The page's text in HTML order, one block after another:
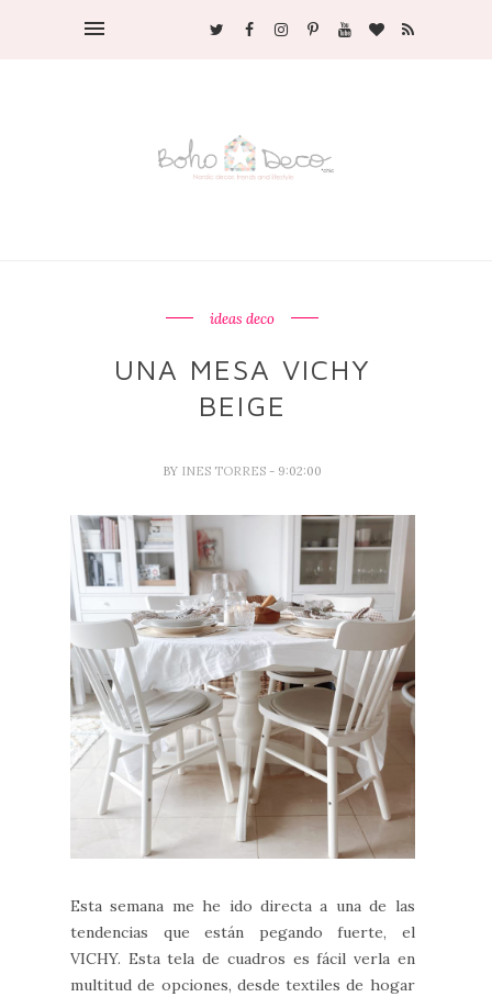
ideas deco
UNA MESA VICHY
BEIGE
BY INES TORRES - 9:02:00
Esta semana me he ido directa a una de las
tendencias que están pegando fuerte, el
VICHY. Esta tela de cuadros es fácil verla en
multitud de opciones, desde textiles de hogar